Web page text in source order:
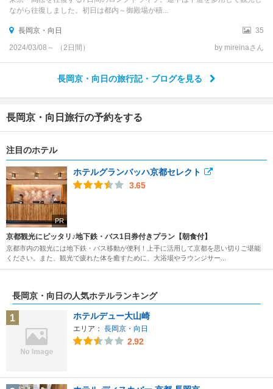
ながら往復しました。初日は都内～御殿場が積...
長岡京・向日
35
2024/03/08～ （2日間）
by mireinaさん
長岡京・向日の旅行記・ブログを見る
長岡京・向日旅行の予約をする
注目のホテル
PR
ホテルグランバッハ京都セレクト
3.65
京都観光にピッタリ♪地下鉄・バス1日券付きプラン【朝食付】
京都市内の観光には地下鉄・バス移動が便利！上手に活用して京都を思い切りご堪能
ください。また、観光で疲れた体を癒すために、大浴場やラウンジサー...
長岡京・向日の人気ホテルランキング
1 ホテルデュー大山崎
エリア： 長岡京・向日
2.92